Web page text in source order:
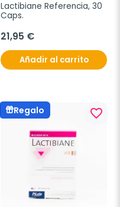
Lactibiane Referencia, 30
Caps.
21,95 €
Añadir al carrito
Regalo favorite_border